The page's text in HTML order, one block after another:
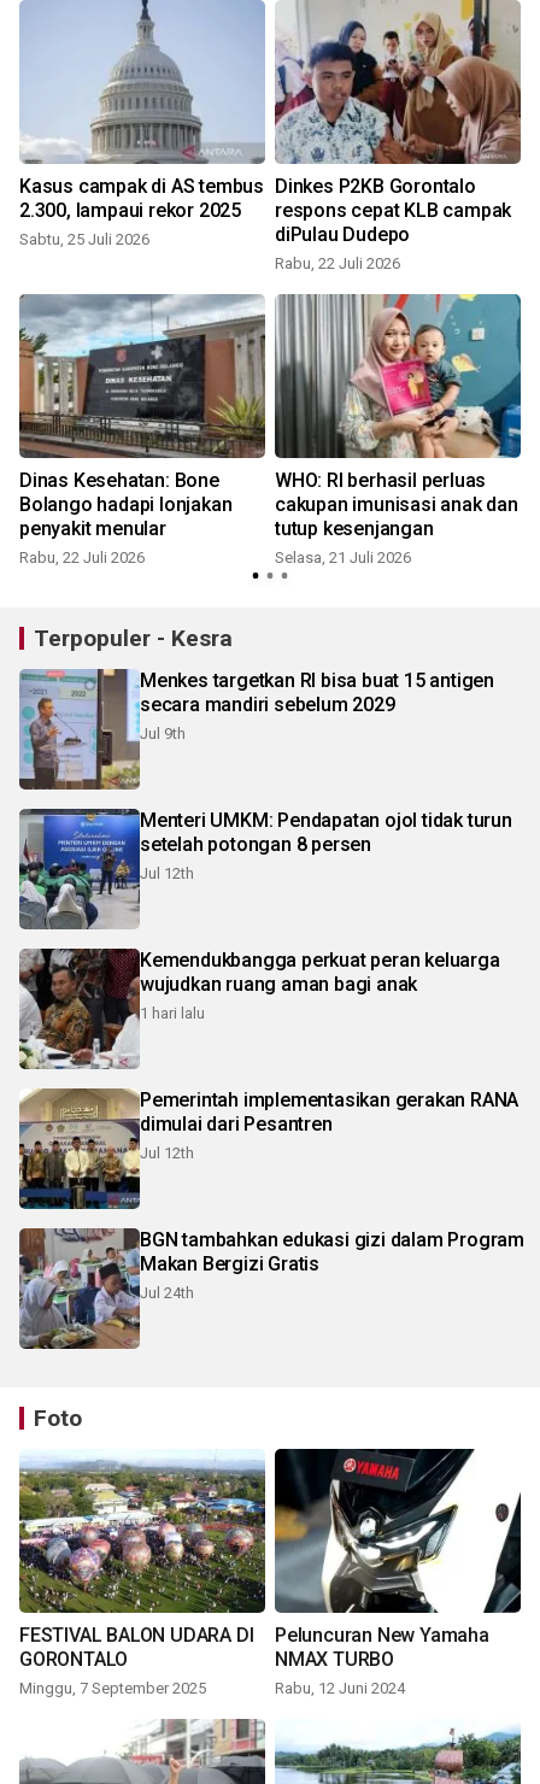
Kasus campak di AS tembus
2.300, lampaui rekor 2025
Sabtu, 25 Juli 2026
Dinkes P2KB Gorontalo
respons cepat KLB campak
diPulau Dudepo
Rabu, 22 Juli 2026
Dinas Kesehatan: Bone
Bolango hadapi lonjakan
penyakit menular
Rabu, 22 Juli 2026
WHO: RI berhasil perluas
cakupan imunisasi anak dan
tutup kesenjangan
Selasa, 21 Juli 2026
Terpopuler - Kesra
Menkes targetkan RI bisa buat 15 antigen
secara mandiri sebelum 2029
Jul 9th
Menteri UMKM: Pendapatan ojol tidak turun
setelah potongan 8 persen
Jul 12th
Kemendukbangga perkuat peran keluarga
wujudkan ruang aman bagi anak
1 hari lalu
Pemerintah implementasikan gerakan RANA
dimulai dari Pesantren
Jul 12th
BGN tambahkan edukasi gizi dalam Program
Makan Bergizi Gratis
Jul 24th
Foto
FESTIVAL BALON UDARA DI
GORONTALO
Minggu, 7 September 2025
Peluncuran New Yamaha
NMAX TURBO
Rabu, 12 Juni 2024